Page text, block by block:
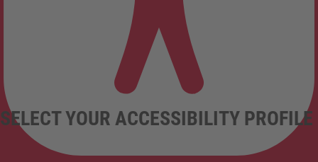
SELECT YOUR ACCESSIBILITY PROFILE